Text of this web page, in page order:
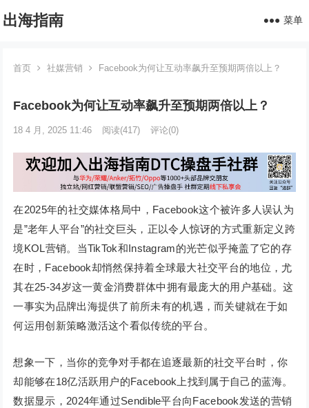
出海指南 菜单
首页 社媒营销 Facebook为何让互动率飙升至预期两倍以上？
Facebook为何让互动率飙升至预期两倍以上？
18 4 月, 2025 11:46 阅读(417) 评论(0)
在2025年的社交媒体格局中，Facebook这个被许多人误认为
是”老年人平台”的社交巨头，正以令人惊讶的方式重新定义跨
境KOL营销。当TikTok和Instagram的光芒似乎掩盖了它的存
在时，Facebook却悄然保持着全球最大社交平台的地位，尤
其在25-34岁这一黄金消费群体中拥有最庞大的用户基础。这
一事实为品牌出海提供了前所未有的机遇，而关键就在于如
何运用创新策略激活这个看似传统的平台。
想象一下，当你的竞争对手都在追逐最新的社交平台时，你
却能够在18亿活跃用户的Facebook上找到属于自己的蓝海。
数据显示，2024年通过Sendible平台向Facebook发送的营销